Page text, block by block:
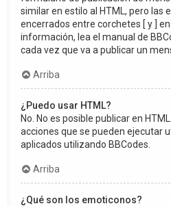
similar en estilo al HTML, pero las
encerrados entre corchetes [ y ]
información, lea el manual de
cada vez que va a publicar un
Arriba
¿Puedo usar HTML?
No. No es posible publicar en
acciones que se pueden ejecutar
aplicados utilizando BBCodes.
Arriba
¿Qué son los emoticonos?